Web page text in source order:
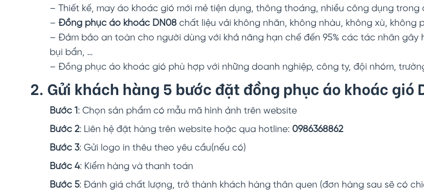
– Thiết kế, may áo khoác gió mới mẻ tiện dụng, thông thoáng, nhiều công dụng trong
– Đồng phục áo khoác DN08 chất liệu vải không nhăn, không nhàu, không xù, không
– Đảm bảo an toàn cho người dùng với khả năng hạn chế đến 95% các tác nhân gây
bụi bẩn, …
– Đồng phục áo khoác gió phù hợp với những doanh nghiệp, công ty, đội nhóm,
2. Gửi khách hàng 5 bước đặt đồng phục áo khoác gió
Bước 1 : Chọn sản phẩm có mẫu mã hình ảnh trên website
Bước 2: Liên hệ đặt hàng trên website hoặc qua hotline: 0986368862
Bước 3: Gửi logo in thêu theo yêu cầu(nếu có)
Bước 4: Kiểm hàng và thanh toán
Bước 5: Đánh giá chất lượng, trở thành khách hàng thân quen (đơn hàng sau sẽ có